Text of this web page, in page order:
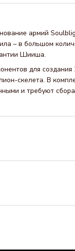
армий
– в большом
Шииша.
для
скелета. В
и требуют